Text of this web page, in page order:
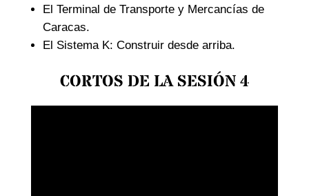
El Terminal de Transporte y Mercancías de
Caracas.
El Sistema K: Construir desde arriba.
CORTOS DE LA SESIÓN 4